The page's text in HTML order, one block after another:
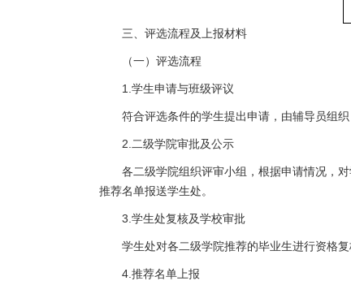
三、评选流程及上报材料
（一）评选流程
1.学生申请与班级评议
符合评选条件的学生提出申请，由辅导员组
2.二级学院审批及公示
各二级学院组织评审小组，根据申请情况，
推荐名单报送学生处。
3.学生处复核及学校审批
学生处对各二级学院推荐的毕业生进行资格
4.推荐名单上报